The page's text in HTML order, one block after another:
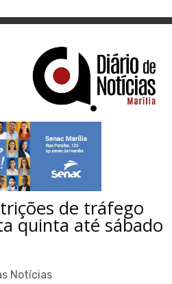
de tráfego
quinta até sábado
Notícias